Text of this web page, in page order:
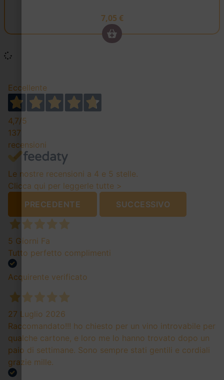
7,05 €
Eccellente
4,7/5
137
recensioni
Le nostre recensioni a 4 e 5 stelle.
Clicca qui per leggerle tutte >
PRECEDENTE
SUCCESSIVO
5 Giorni Fa
Tutto perfetto complimenti
Acquirente verificato
27 Luglio 2026
Raccomandato!!! ho chiesto per un vino introvabile per
qualche cartone, e loro me lo hanno trovato dopo un
paio di settimane. Sono sempre stati gentili e cordiali
grazie mille.